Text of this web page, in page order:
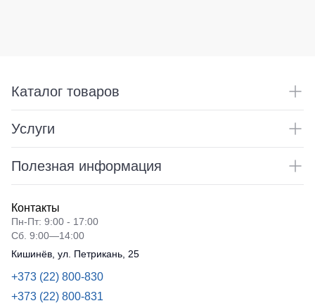
Каталог товаров
Услуги
Полезная информация
Контакты
Пн-Пт: 9:00 - 17:00
Сб. 9:00—14:00
Кишинёв, ул. Петрикань, 25
+373 (22) 800-830
+373 (22) 800-831